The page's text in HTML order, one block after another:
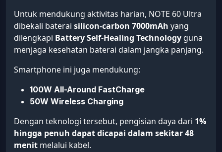
Untuk mendukung aktivitas harian, NOTE 60 Ultra
dibekali baterai silicon-carbon 7000mAh yang
dilengkapi Battery Self-Healing Technology guna
menjaga kesehatan baterai dalam jangka panjang.
Smartphone ini juga mendukung:
100W All-Around FastCharge
50W Wireless Charging
Dengan teknologi tersebut, pengisian daya dari 1%
hingga penuh dapat dicapai dalam sekitar 48
menit melalui kabel.